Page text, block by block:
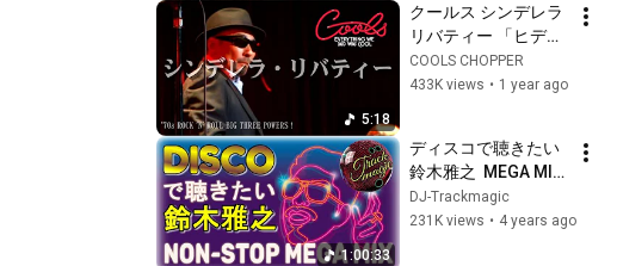
Webb) |TCHR
5:18
クールス シンデレラ
リバティー 「ヒデミ
ツ バースデイ」 '70s
ROCK 'N' ROLL BIG
COOLS CHOPPER
433K views • 1 year ago
1:00:33
ディスコで聴きたい
鈴木雅之  MEGA MIX
(HD)
DJ-Trackmagic
231K views • 4 years ago